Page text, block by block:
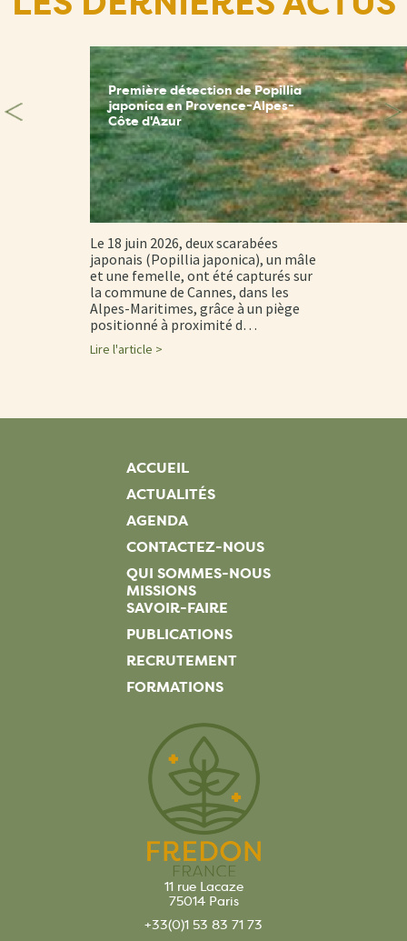
Première détection de Popillia
japonica en Provence-Alpes-
Côte d'Azur
Le 18 juin 2026, deux scarabées
japonais (Popillia japonica), un mâle
et une femelle, ont été capturés sur
la commune de Cannes, dans les
Alpes-Maritimes, grâce à un piège
positionné à proximité d…
Lire l'article >
ACCUEIL
ACTUALITÉS
AGENDA
CONTACTEZ-NOUS
QUI SOMMES-NOUS
MISSIONS
SAVOIR-FAIRE
PUBLICATIONS
RECRUTEMENT
FORMATIONS
11 rue Lacaze
75014 Paris
+33(0)1 53 83 71 73